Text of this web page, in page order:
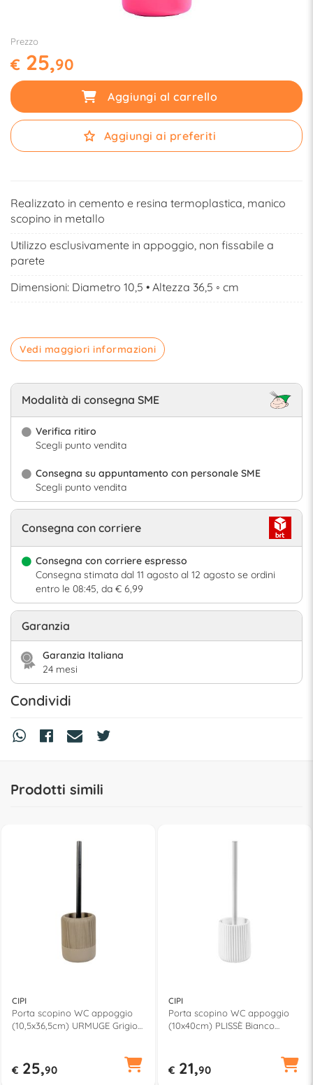
Prezzo
€ 25,90
Aggiungi al carrello
Aggiungi ai preferiti
Realizzato in cemento e resina termoplastica, manico
scopino in metallo
Utilizzo esclusivamente in appoggio, non fissabile a
parete
Dimensioni: Diametro 10,5 • Altezza 36,5 ◦ cm
Vedi maggiori informazioni
Modalità di consegna SME
Verifica ritiro
Scegli punto vendita
Consegna su appuntamento con personale SME
Scegli punto vendita
Consegna con corriere
Consegna con corriere espresso
Consegna stimata dal 11 agosto al 12 agosto se ordini
entro le 08:45, da € 6,99
Garanzia
Garanzia Italiana
24 mesi
Condividi
Prodotti simili
CIPI
Porta scopino WC appoggio
(10,5x36,5cm) URMUGE Grigio
€ 25,90
CIPI
Porta scopino WC appoggio
(10x40cm) PLISSÈ Bianco
€ 21,90